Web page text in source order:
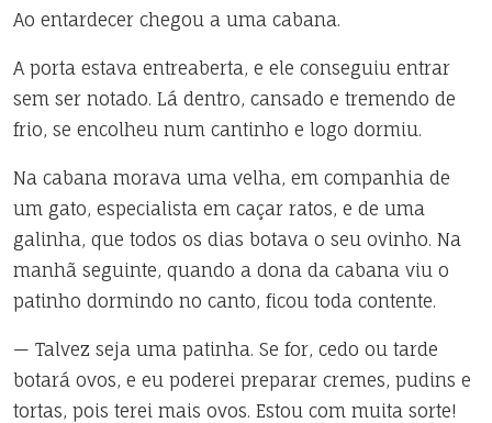
Ao entardecer chegou a uma cabana.
A porta estava entreaberta, e ele conseguiu entrar
sem ser notado. Lá dentro, cansado e tremendo de
frio, se encolheu num cantinho e logo dormiu.
Na cabana morava uma velha, em companhia de
um gato, especialista em caçar ratos, e de uma
galinha, que todos os dias botava o seu ovinho. Na
manhã seguinte, quando a dona da cabana viu o
patinho dormindo no canto, ficou toda contente.
— Talvez seja uma patinha. Se for, cedo ou tarde
botará ovos, e eu poderei preparar cremes, pudins e
tortas, pois terei mais ovos. Estou com muita sorte!